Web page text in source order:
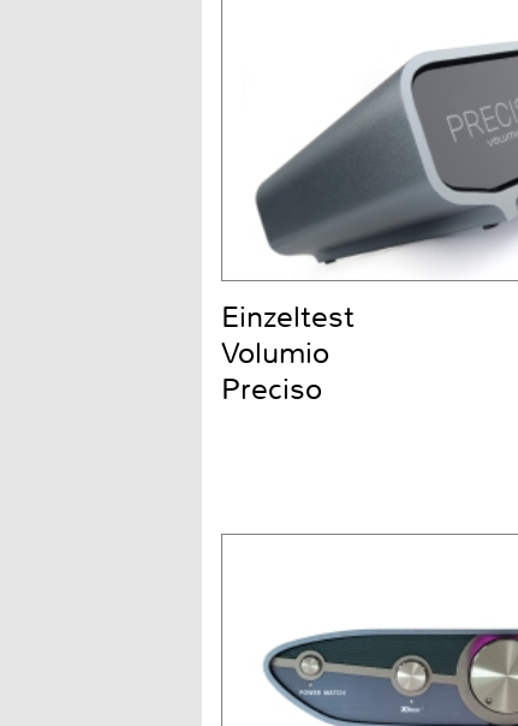
Einzeltest
Volumio
Preciso